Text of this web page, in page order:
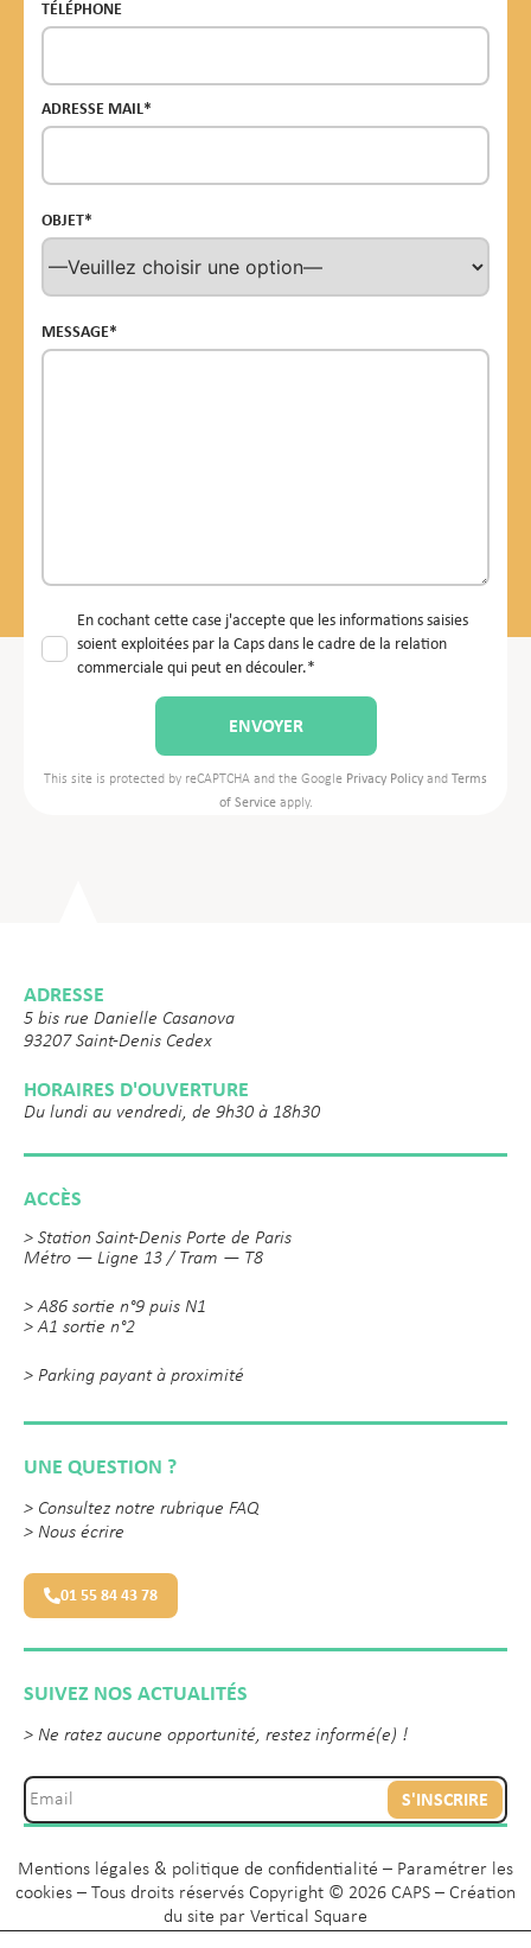
TÉLÉPHONE
ADRESSE MAIL*
OBJET*
MESSAGE*
En cochant cette case j'accepte que les informations saisies
soient exploitées par la Caps dans le cadre de la relation
commerciale qui peut en découler.*
This site is protected by reCAPTCHA and the Google Privacy Policy and Terms
of Serviceapply.
ADRESSE
5 bis rue Danielle Casanova
93207 Saint-Denis Cedex
HORAIRES D'OUVERTURE
Du lundi au vendredi, de 9h30 à 18h30
ACCÈS
> Station Saint-Denis Porte de Paris
Métro — Ligne 13 / Tram — T8
> A86 sortie n°9 puis N1
> A1 sortie n°2
> Parking payant à proximité
UNE QUESTION ?
> Consultez notre rubrique FAQ
> Nous écrire
01 55 84 43 78
SUIVEZ NOS ACTUALITÉS
> Ne ratez aucune opportunité, restez informé(e) !
S'INSCRIRE
Mentions légales & politique de confidentialité – Paramétrer les
cookies – Tous droits réservés Copyright © 2026 CAPS – Création
du site par Vertical Square